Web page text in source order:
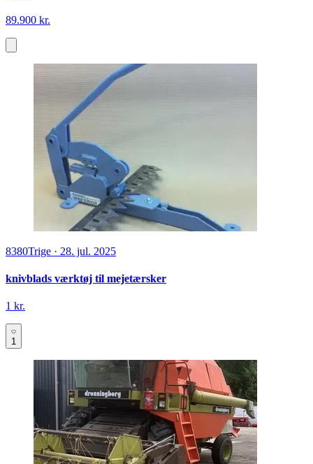
89.900 kr.
8380Trige · 28. jul. 2025
knivblads værktøj til mejetærsker
1 kr.
1